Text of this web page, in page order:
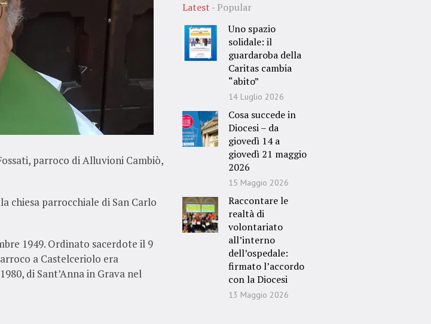
parroco di Alluvioni Cambiò,
chiesa parrocchiale di San Carlo
1949. Ordinato sacerdote il 9
a Castelceriolo era
di Sant’Anna in Grava nel
Latest
Popular
Uno spazio
solidale: il
guardaroba della
Caritas cambia
“abito”
14 Luglio 2026
Cosa succede in
Diocesi – da
giovedì 14 a
giovedì 21 maggio
2026
15 Maggio 2026
Raccontare le
realtà di
volontariato
all’interno
dell’ospedale:
firmato l’accordo
con la Diocesi
13 Maggio 2026